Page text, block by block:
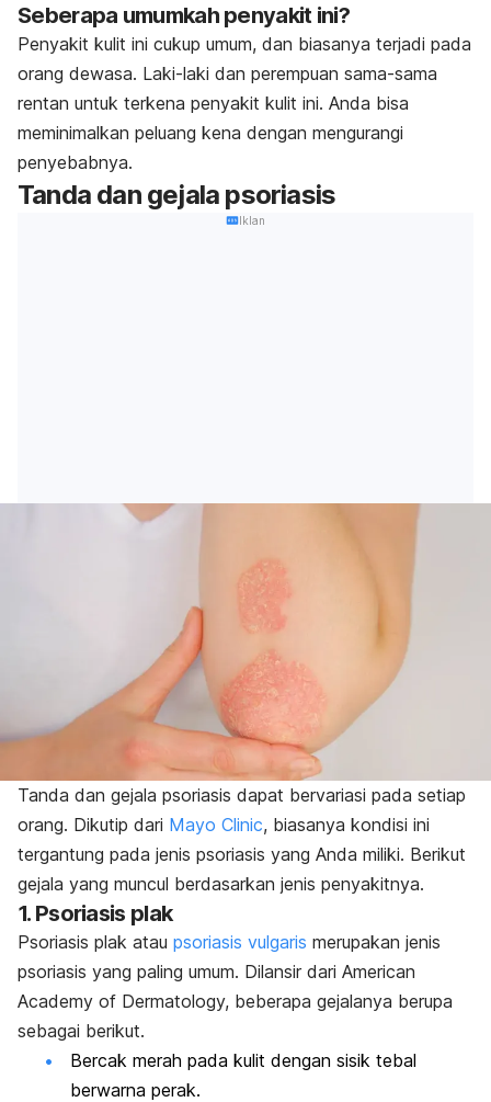
Seberapa umumkah penyakit ini?
Penyakit kulit ini cukup umum, dan biasanya terjadi pada
orang dewasa. Laki-laki dan perempuan sama-sama
rentan untuk terkena penyakit kulit ini. Anda bisa
meminimalkan peluang kena dengan mengurangi
penyebabnya.
Tanda dan gejala psoriasis
Iklan
Tanda dan gejala psoriasis dapat bervariasi pada setiap
orang. Dikutip dari Mayo Clinic, biasanya kondisi ini
tergantung pada jenis psoriasis yang Anda miliki. Berikut
gejala yang muncul berdasarkan jenis penyakitnya.
1. Psoriasis plak
Psoriasis plak atau psoriasis vulgaris merupakan jenis
psoriasis yang paling umum. Dilansir dari American
Academy of Dermatology, beberapa gejalanya berupa
sebagai berikut.
Bercak merah pada kulit dengan sisik tebal
berwarna perak.